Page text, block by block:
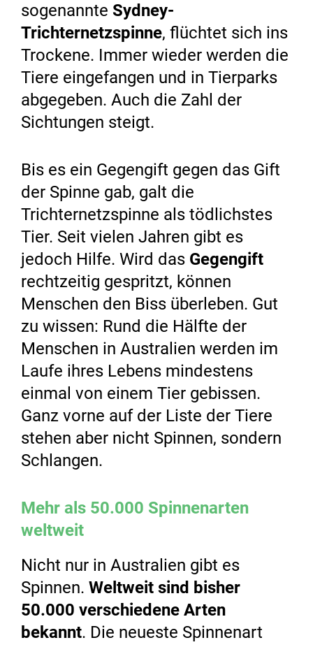
sogenannte Sydney-
Trichternetzspinne, flüchtet sich ins
Trockene. Immer wieder werden die
Tiere eingefangen und in Tierparks
abgegeben. Auch die Zahl der
Sichtungen steigt.
Bis es ein Gegengift gegen das Gift
der Spinne gab, galt die
Trichternetzspinne als tödlichstes
Tier. Seit vielen Jahren gibt es
jedoch Hilfe. Wird das Gegengift
rechtzeitig gespritzt, können
Menschen den Biss überleben. Gut
zu wissen: Rund die Hälfte der
Menschen in Australien werden im
Laufe ihres Lebens mindestens
einmal von einem Tier gebissen.
Ganz vorne auf der Liste der Tiere
stehen aber nicht Spinnen, sondern
Schlangen.
Mehr als 50.000 Spinnenarten
weltweit
Nicht nur in Australien gibt es
Spinnen. Weltweit sind bisher
50.000 verschiedene Arten
bekannt. Die neueste Spinnenart